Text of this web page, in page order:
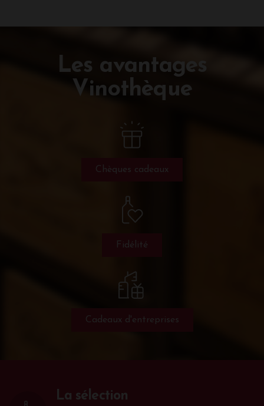
Les avantages
Vinothèque
Chèques cadeaux
Fidélité
Cadeaux d'entreprises
La sélection